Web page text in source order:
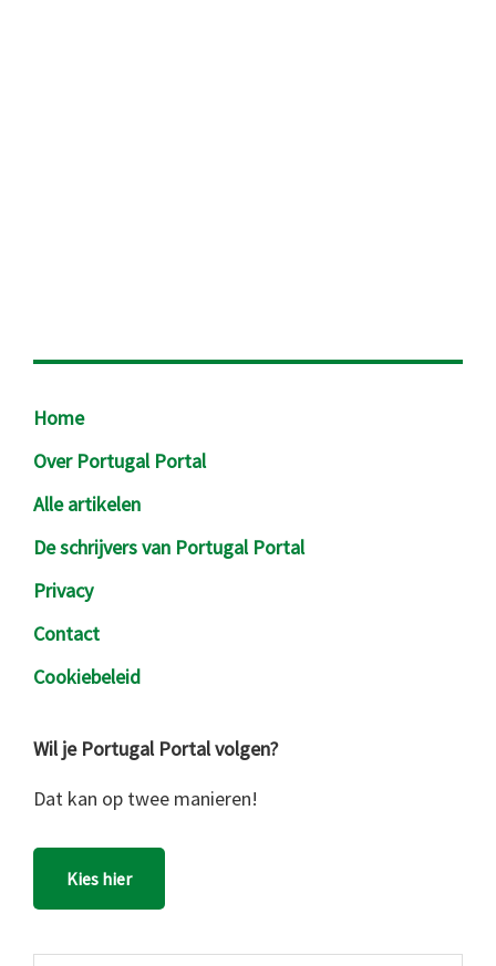
Footer
Home
Over Portugal Portal
Alle artikelen
De schrijvers van Portugal Portal
Privacy
Contact
Cookiebeleid
Wil je Portugal Portal volgen?
Dat kan op twee manieren!
Kies hier